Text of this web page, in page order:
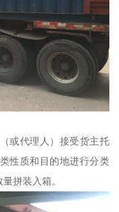
或代理人）接受货主托
性质和目的地进行分类
拼装入箱。